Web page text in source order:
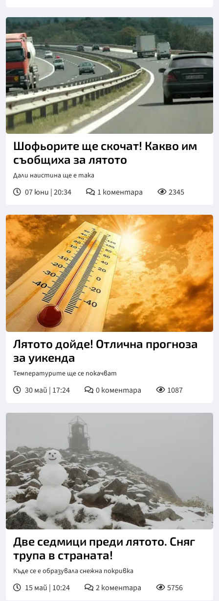
Шофьорите ще скочат! Какво им
съобщиха за лятото
Дали наистина ще е така
07 юни | 20:34 1 коментара 2345
Лятото дойде! Отлична прогноза
за уикенда
Температурите ще се покачват
30 май | 17:24 0коментара 1087
Две седмици преди лятото. Сняг
трупа в страната!
Къде се е образувала снежна покривка
15 май | 10:24 2коментара 5756